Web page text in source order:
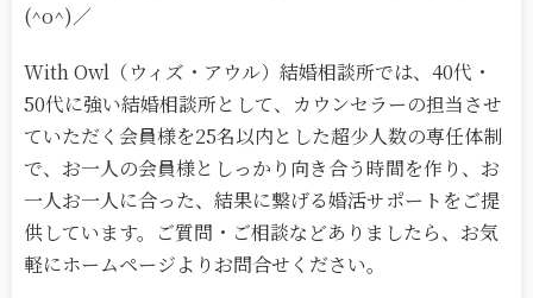
(^o^)／
With Owl（ウィズ・アウル）結婚相談所では、40代・
50代に強い結婚相談所として、カウンセラーの担当させ
ていただく会員様を25名以内とした超少人数の専任体制
で、お一人の会員様としっかり向き合う時間を作り、お
一人お一人に合った、結果に繋げる婚活サポートをご提
供しています。ご質問・ご相談などありましたら、お気
軽にホームページよりお問合せください。